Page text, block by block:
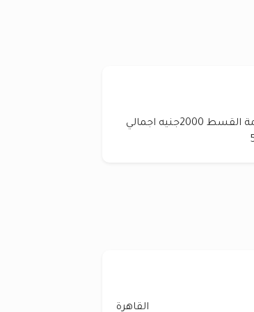
عربية فبريكا من برة ومن جوة عليها أقساط قيمة القسط 2000جنيه اجمالي
القاهرة